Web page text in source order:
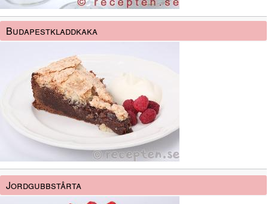
Budapestkladdkaka
Jordgubbstårta